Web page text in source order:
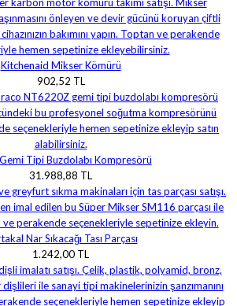
Kitchenaid Mikser Kömürü
902,52 TL
Tipi Buzdolabı Kompresörü
31.988,88 TL
Nar Sıkacağı Tası Parçası
1.242,00 TL